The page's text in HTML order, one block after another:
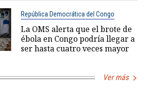
República Democrática del Congo
La OMS alerta que el brote de
ébola en Congo podría llegar a
ser hasta cuatro veces mayor
Ver más